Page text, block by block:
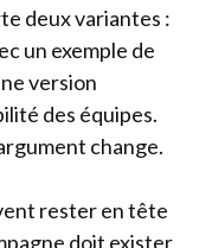
deux variantes :
un exemple de
version
des équipes.
change.
rester en tête
doit exister,